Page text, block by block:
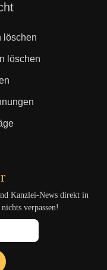
löschen
löschen
Kanzlei-News direkt in
verpassen!